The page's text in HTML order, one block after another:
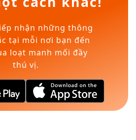
nhận những thông
tại mỗi nơi bạn đến
loạt manh mối đầy
thú vị.